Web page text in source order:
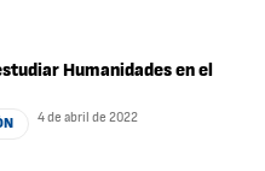
Humanidades en el
4 de abril de 2022